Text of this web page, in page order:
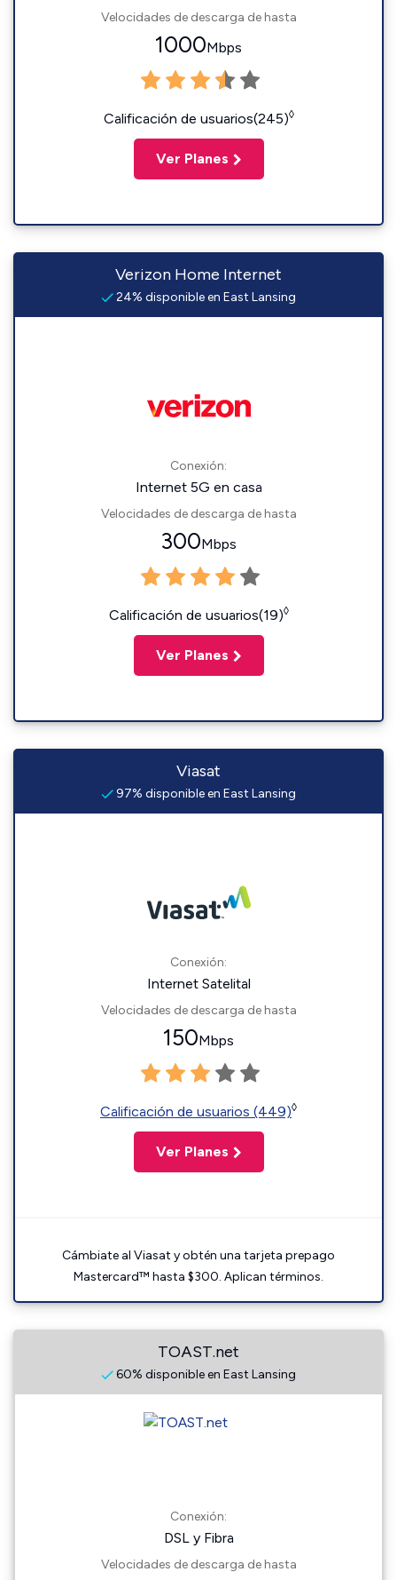
Velocidades de descarga de hasta
1000Mbps
Calificación de usuarios(245)◊
Ver Planes
Verizon Home Internet
24% disponible en East Lansing
Conexión:
Internet 5G en casa
Velocidades de descarga de hasta
300Mbps
Calificación de usuarios(19)◊
Ver Planes
Viasat
97% disponible en East Lansing
Conexión:
Internet Satelital
Velocidades de descarga de hasta
150Mbps
Calificación de usuarios (449)◊
Ver Planes
Cámbiate al Viasat y obtén una tarjeta prepago
Mastercard™ hasta $300. Aplican términos.
TOAST.net
60% disponible en East Lansing
Conexión:
DSL y Fibra
Velocidades de descarga de hasta